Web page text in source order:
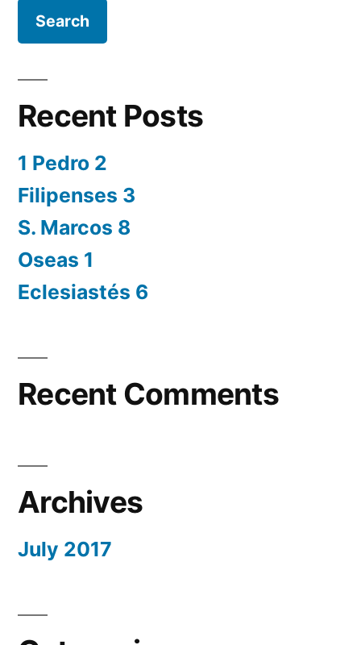
Recent Posts
1 Pedro 2
Filipenses 3
S. Marcos 8
Oseas 1
Eclesiastés 6
Recent Comments
Archives
July 2017